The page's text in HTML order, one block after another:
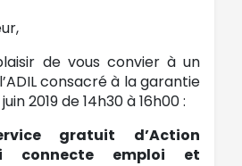
de vous convier à un
consacré à la garantie
2019 de 14h30 à 16h00 :
gratuit d’Action
connecte emploi et